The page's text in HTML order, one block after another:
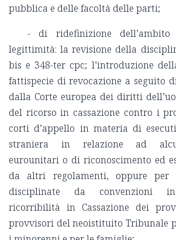
pubblica e delle facoltà delle parti;
- di ridefinizione
legittimità: la revisione della
bis e 348-ter cpc; l’introduzione
fattispecie di revocazione a seguito
dalla Corte europea dei diritti
del ricorso in cassazione contro i
corti d’appello in materia di
straniera in relazione ad
eurounitari o di riconoscimento ed
da altri regolamenti, oppure per
disciplinate da convenzioni
ricorribilità in Cassazione dei
provvisori del neoistituito Tribunale